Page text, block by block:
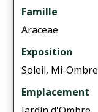
Famille
Araceae
Exposition
Soleil, Mi-Ombre
Emplacement